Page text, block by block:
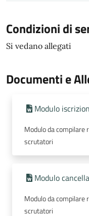
Condizioni di
Si vedano allegati
Documenti e
Modulo
Modulo da compilare
scrutatori
Modulo
Modulo da compilare
scrutatori